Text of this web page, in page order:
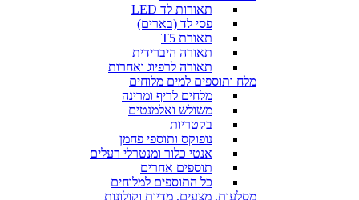
תאורות לד LED
פסי לד (בארים)
תאורת T5
תאורה היברידית
תאורה לרפיוג ואחרות
מלח ותוספים למים מלוחים
מלחים לריף ומרינה
משולש ואלמנטים
בקטריות
נופוקס ותוספי פחמן
אנטי כלור ומנטרלי רעלים
תוספים אחרים
כל התוספים למלוחים
מסלעות, מצעים, מדיות וקולונות